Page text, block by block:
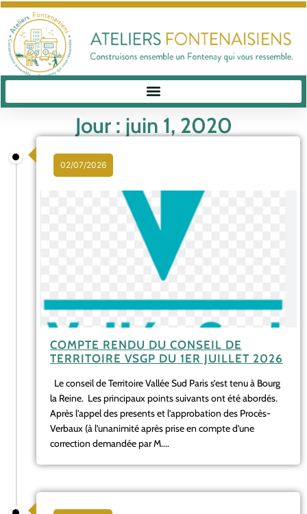
Jour : juin 1, 2020
02/07/2026
COMPTE RENDU DU CONSEIL DE
TERRITOIRE VSGP DU 1ER JUILLET 2026
Le conseil de Territoire Vallée Sud Paris s’est tenu à Bourg
la Reine. Les principaux points suivants ont été abordés.
Après l’appel des presents et l’approbation des Procès-
Verbaux (à l’unanimité après prise en compte d’une
correction demandée par M....